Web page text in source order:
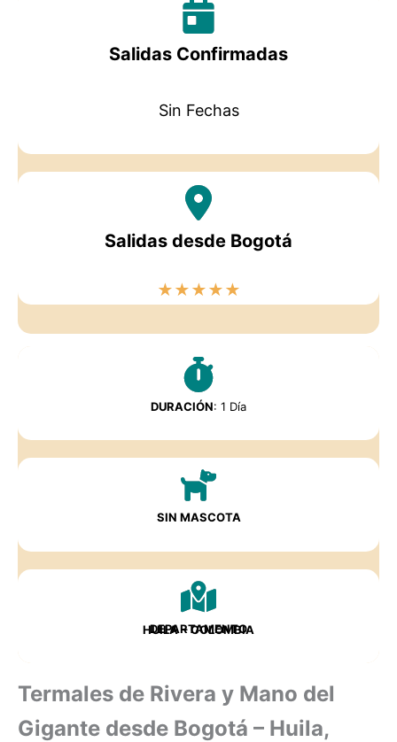
Salidas Confirmadas
Sin Fechas
Salidas desde Bogotá
★★★★★
DURACIÓN: 1 Día
SIN MASCOTA
DEPARTAMENTO
HUILA – COLOMBIA
Termales de Rivera y Mano del
Gigante desde Bogotá – Huila,